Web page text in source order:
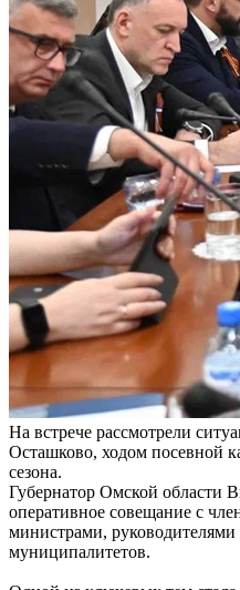
На встрече рассмотрели
Осташково, ходом посевной
сезона.
Губернатор Омской области
оперативное совещание с
министрами, руководителями
муниципалитетов.